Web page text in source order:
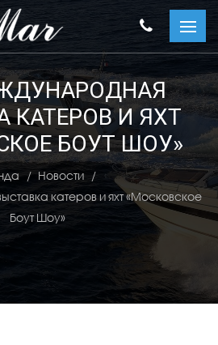
КАТЕРОВ И ЯХТ
БОУТ ШОУ»
Новости
катеров и яхт «Московское
Боут Шоу»